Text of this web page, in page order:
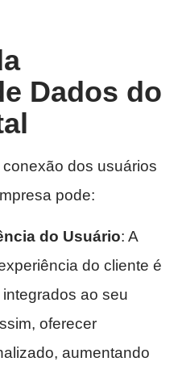
Dados do
dos usuários
pode:
do Usuário: A
do cliente é
ao seu
oferecer
aumentando